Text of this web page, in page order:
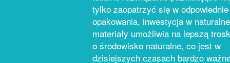
tylko zaopatrzyć się w odpowiednie
opakowania, inwestycja w naturalne
materiały umożliwia na lepszą
o środowisko naturalne, co jest w
dzisiejszych czasach bardzo